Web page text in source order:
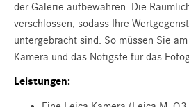
der Galerie aufbewahren. Die
verschlossen, sodass Ihre
untergebracht sind. So müssen Sie
Kamera und das Nötigste für das
Leistungen: